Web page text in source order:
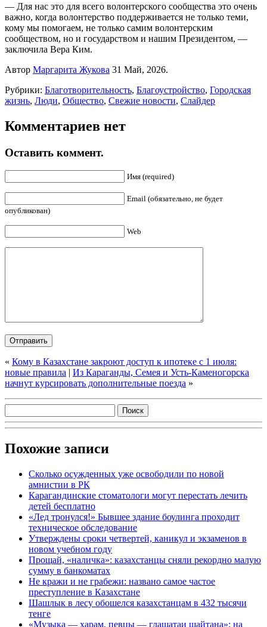
— Для нас это для всего волонтерского сообщества это очень
важно, когда волонтерство поддерживается не только теми,
кому мы помогаем, не только самим волонтерским
сообществом, но и государством и нашим Президентом, —
заключила Вера Ким.
Автор Маргарита Жукова 31 Май, 2026.
Рубрики: Благотворительность, Благоустройство, Городская
жизнь, Люди, Общество, Свежие новости, Слайдер
Комментариев нет
Оставить коммент.
Имя (required)
Email (обязательно, не будет
опубликован)
Web
« Кому в Казахстане закроют доступ к ипотеке с 1 июля:
новые правила | Из Караганды, Семея и Усть-Каменогорска
начнут курсировать дополнительные поезда »
Похожие записи
Сколько осужденных уже освободили по новой
амнистии в РК
Карагандинские стоматологи могут перестать лечить
детей бесплатно
«Лед тронулся!» Бывшее здание боулинга проходит
техническое обследование
Утверждены сроки четвертей, каникул и экзаменов в
новом учебном году
Прощай, «наличка»: казахстанцы сняли рекордно малую
сумму в банкоматах
Не кражи и не грабежи: названо самое частое
преступление в Казахстане
Шашлык в лесу обошелся казахстанцам в 432 тысячи
тенге
«Музыка — харам, певцы — глашатаи шайтана»: на